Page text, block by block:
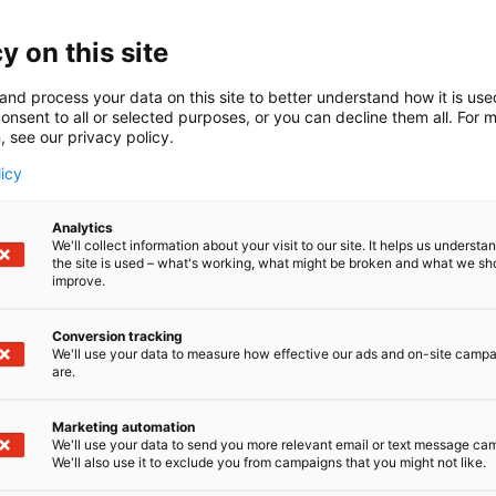
on suomalainen energiaoperaattori, joka tarjoaa
maalämpöä ja muita lämpöpumppuratkaisuja
jotta isot kiinteistöt voivat siirtyä helposti ja
– uusiutuvan ja päästöttömän energian
asiakkaan puolesta ja huolehdimme
energiantuotannosta ja järjestelmän jatkuvasta
merkittävät päästövähenemät ja
on this site
process your data on this site to better understand how it is
to all or selected purposes, or you can decline them all. For
see our privacy policy.
Analytics
We'll collect information about your visit to our site. It helps us
the site is used – what's working, what might be broken and what we
improve.
Conversion tracking
We'll use your data to measure how effective our ads and on-site
are.
Marketing automation
We'll use your data to send you more relevant email or text message
We'll also use it to exclude you from campaigns that you might not like.